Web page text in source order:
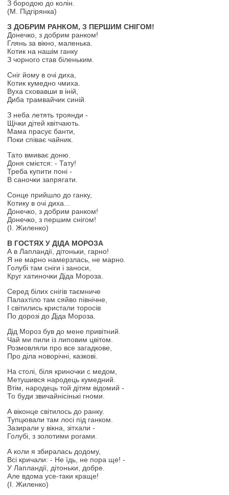
З бородою до колін.
(М. Підгірянка)
З ДОБРИМ РАНКОМ, З ПЕРШИМ СНІГОМ!
Донечко, з добрим ранком!
Глянь за вікно, маленька.
Котик на нашім ганку
З чорного став біленьким.
Сніг йому в очі диха,
Котик кумедно чмиха.
Вуха сховавши в іній,
Диба трамвайчик синій.
З неба летять троянди -
Щічки дітей квітчають.
Мама прасує банти,
Поки співає чайник.
Тато вмиває доню.
Доня смієтся: - Тату!
Треба купити поні -
В саночки запрягати.
Сонце прийшло до ганку,
Котику в очі диха...
Донечко, з добрим ранком!
Донечко, з першим снігом!
(І. Жиленко)
В ГОСТЯХ У ДІДА МОРОЗА
А в Лапландії, дітоньки, гарно!
Я не марно намерзлась, не марно.
Голубі там сніги і заноси,
Круг хатиночки Діда Мороза.
Серед білих снігів таємниче
Палахтіло там сяйво північне,
І світились кристали торосів
По дорозі до Діда Мороза.
Дід Мороз був до мене привітний.
Чай ми пили із липовим цвітом.
Розмовляли про все загадкове,
Про діла новорічні, казкові.
На столі, біля криночки с медом,
Метушився народець кумедний.
Втім, народець той дітям відомий -
То буди звичайнісінькі гноми.
А віконце світилось до ранку.
Тупцювали там лосі під ганком.
Зазирали у вікна, зітхали -
Голубі, з золотими рогами.
А коли я збиралась додому,
Всі кричали: - Не їдь, не пора ще! -
У Лапландії, дітоньки, добре.
Але вдома усе-таки краще!
(І. Жиленко)